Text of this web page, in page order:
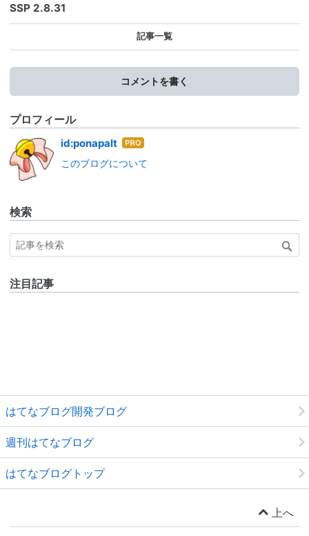
SSP 2.8.31
記事一覧
コメントを書く
プロフィール
id:ponapalt はて
ログ
このブログについて
検索
注目記事
はてなブログ開発ブログ
週刊はてなブログ
はてなブログトップ
上へ